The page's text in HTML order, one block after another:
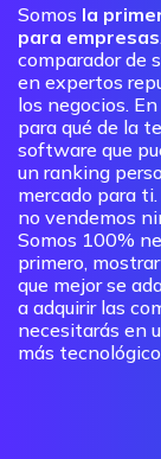
Somos la
para empresas
comparador de
en expertos
los negocios.
para qué de la
software que
un ranking
mercado para
no vendemos
Somos 100%
primero,
que mejor se
a adquirir las
necesitarás en
más